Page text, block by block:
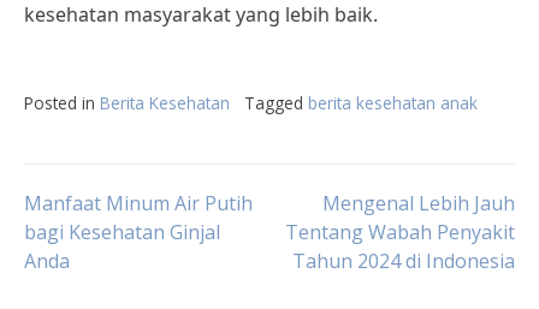
kesehatan masyarakat yang lebih baik.
Posted in Berita Kesehatan Tagged berita kesehatan anak
Post
navigation
Manfaat Minum Air Putih
bagi Kesehatan Ginjal
Anda
Mengenal Lebih Jauh
Tentang Wabah Penyakit
Tahun 2024 di Indonesia